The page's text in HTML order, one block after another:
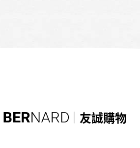
友誠購物